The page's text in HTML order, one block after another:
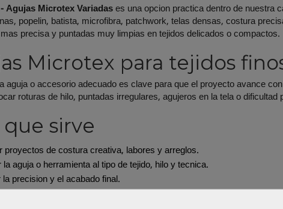
Agujas Microtex Variadases una opcion practica dentro de nuestra
popelin, batista, microfibra, patchwork, telas densas, costura
precisa y puntadas muy limpias en tejidos delicados o compactos.
Microtex para tejidos
aguja o accesorio adecuado es clave para que el proyecto avance
roturas de hilo, puntadas irregulares, agujeros en la tela o dificultad
que sirve
proyectos de costura creativa, labores y arreglos.
la aguja o herramienta al tipo de tejido, hilo y tecnica.
precision y el acabado final.
errores frecuentes como saltos de puntada, roturas o marcas en la